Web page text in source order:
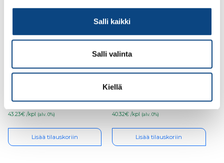
Salli kaikki
Salli valinta
Kiellä
Kubala 1622 piikkitela
123×500 40mm
43.23€ /kpl (alv. 0%)
Lisää tilauskoriin
Kubala 1356 vesivaaka
profi 120cm
40.32€ /kpl (alv. 0%)
Lisää tilauskoriin